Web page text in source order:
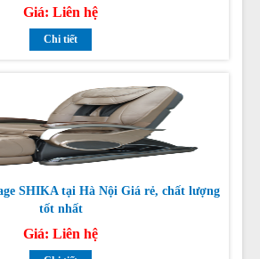
Chi tiết
SHIKA tại Hà Nội Giá rẻ, chất lượng
Giá:Liên hệ
Chi tiết